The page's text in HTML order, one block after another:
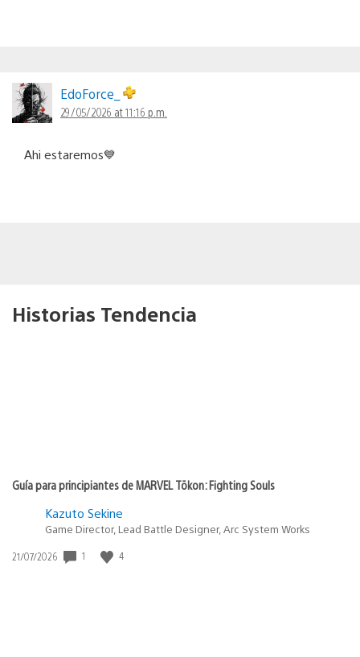
EdoForce_
29/05/2026 at 11:16 p.m.
Ahi estaremos💙
Historias Tendencia
Guía para principiantes de MARVEL Tōkon: Fighting Souls
Kazuto Sekine
Game Director, Lead Battle Designer, Arc System Works
Fecha
21/07/2026 1 4